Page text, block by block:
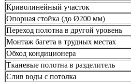
Криволинейный участок
Опорная стойка (до Ø200 мм)
Переход полотна в другой уровень
Монтаж багета в трудных местах
Обход кондиционера
Тканевые полотна в разделитель
Слив воды с потолка